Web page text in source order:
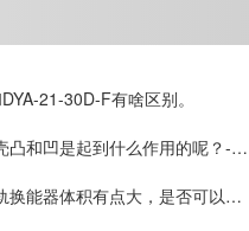
21-30D-F有啥区别。
凸和凹是起到什么作用的呢？-
换能器体积有点大，是否可以做